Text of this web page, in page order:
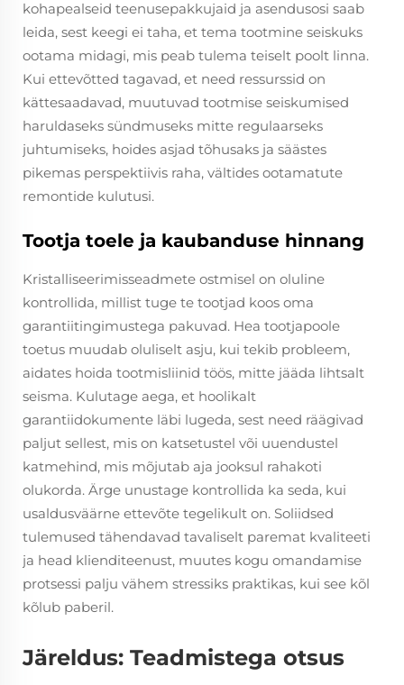
kohapealseid teenusepakkujaid ja asendusosi saab
leida, sest keegi ei taha, et tema tootmine seiskuks
ootama midagi, mis peab tulema teiselt poolt linna.
Kui ettevõtted tagavad, et need ressurssid on
kättesaadavad, muutuvad tootmise seiskumised
haruldaseks sündmuseks mitte regulaarseks
juhtumiseks, hoides asjad tõhusaks ja säästes
pikemas perspektiivis raha, vältides ootamatute
remontide kulutusi.
Tootja toele ja kaubanduse hinnang
Kristalliseerimisseadmete ostmisel on oluline
kontrollida, millist tuge te tootjad koos oma
garantiitingimustega pakuvad. Hea tootjapoole
toetus muudab oluliselt asju, kui tekib probleem,
aidates hoida tootmisliinid töös, mitte jääda lihtsalt
seisma. Kulutage aega, et hoolikalt
garantiidokumente läbi lugeda, sest need räägivad
paljut sellest, mis on katsetustel või uuendustel
katmehind, mis mõjutab aja jooksul rahakoti
olukorda. Ärge unustage kontrollida ka seda, kui
usaldusväärne ettevõte tegelikult on. Soliidsed
tulemused tähendavad tavaliselt paremat kvaliteeti
ja head klienditeenust, muutes kogu omandamise
protsessi palju vähem stressiks praktikas, kui see kõl
kõlub paberil.
Järeldus: Teadmistega otsus